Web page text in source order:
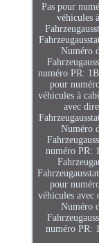
Pas pour
véhicules
Numéro
numéro PR:
pour
véhicules à
avec
Numéro
numéro PR:
pour
véhicules avec
Numéro
numéro PR: